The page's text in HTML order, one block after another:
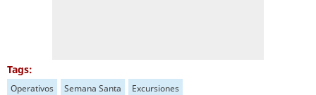
Tags:
Operativos Semana Santa Excursiones